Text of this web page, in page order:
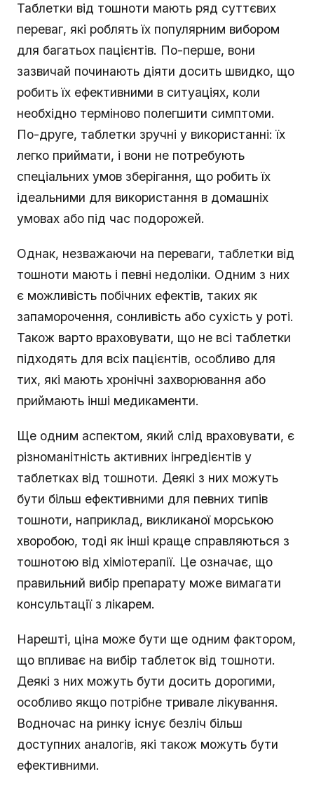
Таблетки від тошноти мають ряд суттєвих
переваг, які роблять їх популярним вибором
для багатьох пацієнтів. По-перше, вони
зазвичай починають діяти досить швидко, що
робить їх ефективними в ситуаціях, коли
необхідно терміново полегшити симптоми.
По-друге, таблетки зручні у використанні: їх
легко приймати, і вони не потребують
спеціальних умов зберігання, що робить їх
ідеальними для використання в домашніх
умовах або під час подорожей.
Однак, незважаючи на переваги, таблетки від
тошноти мають і певні недоліки. Одним з них
є можливість побічних ефектів, таких як
запаморочення, сонливість або сухість у роті.
Також варто враховувати, що не всі таблетки
підходять для всіх пацієнтів, особливо для
тих, які мають хронічні захворювання або
приймають інші медикаменти.
Ще одним аспектом, який слід враховувати, є
різноманітність активних інгредієнтів у
таблетках від тошноти. Деякі з них можуть
бути більш ефективними для певних типів
тошноти, наприклад, викликаної морською
хворобою, тоді як інші краще справляються з
тошнотою від хіміотерапії. Це означає, що
правильний вибір препарату може вимагати
консультації з лікарем.
Нарешті, ціна може бути ще одним фактором,
що впливає на вибір таблеток від тошноти.
Деякі з них можуть бути досить дорогими,
особливо якщо потрібне тривале лікування.
Водночас на ринку існує безліч більш
доступних аналогів, які також можуть бути
ефективними.